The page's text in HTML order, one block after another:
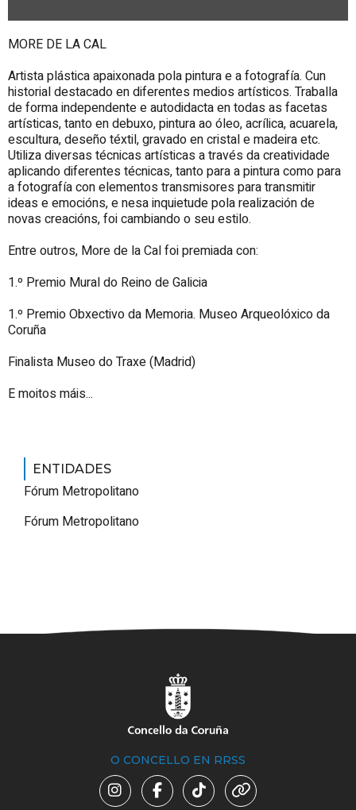
MORE DE LA CAL
Artista plástica apaixonada pola pintura e a fotografía. Cun
historial destacado en diferentes medios artísticos. Traballa
de forma independente e autodidacta en todas as facetas
artísticas, tanto en debuxo, pintura ao óleo, acrílica, acuarela,
escultura, deseño téxtil, gravado en cristal e madeira etc.
Utiliza diversas técnicas artísticas a través da creatividade
aplicando diferentes técnicas, tanto para a pintura como para
a fotografía con elementos transmisores para transmitir
ideas e emocións, e nesa inquietude pola realización de
novas creacións, foi cambiando o seu estilo.
Entre outros, More de la Cal foi premiada con:
1.º Premio Mural do Reino de Galicia
1.º Premio Obxectivo da Memoria. Museo Arqueolóxico da
Coruña
Finalista Museo do Traxe (Madrid)
E moitos máis...
ENTIDADES
Fórum Metropolitano
Fórum Metropolitano
O CONCELLO EN RRSS